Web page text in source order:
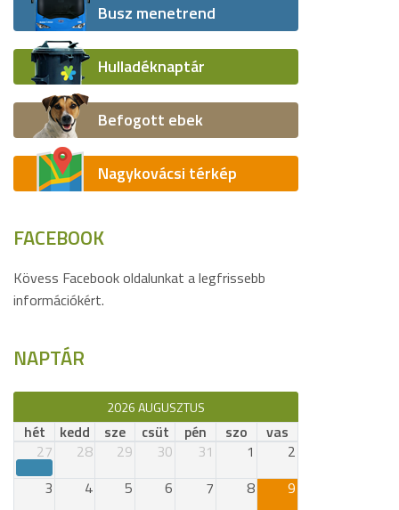
Busz menetrend
Hulladéknaptár
Befogott ebek
Nagykovácsi térkép
FACEBOOK
Kövess Facebook oldalunkat a legfrissebb
információkért.
NAPTÁR
2026 AUGUSZTUS
hét kedd sze csüt pén szo
vas
27
28 29 30 31 1
2
3
4 5 6 7 8 9